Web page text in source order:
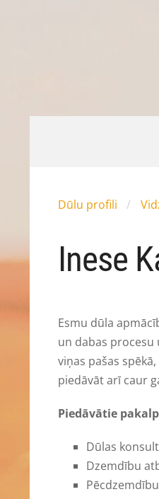
Dūlu profili
Inese
Esmu dūla
un dabas
viņas pašas
piedāvāt arī caur
Piedāvātie
Dūlas
Dzemdību